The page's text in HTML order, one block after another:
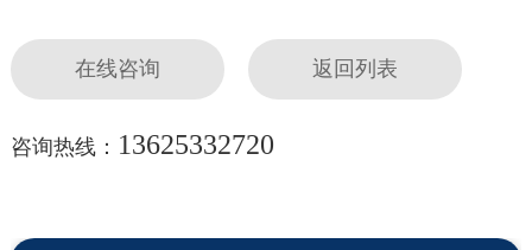
在线咨询 返回列表
咨询热线： 13625332720